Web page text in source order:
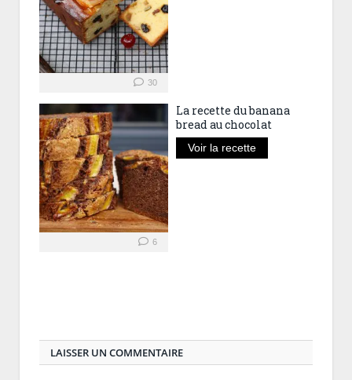
30
6
La recette du banana
bread au chocolat
Voir la recette
LAISSER UN COMMENTAIRE